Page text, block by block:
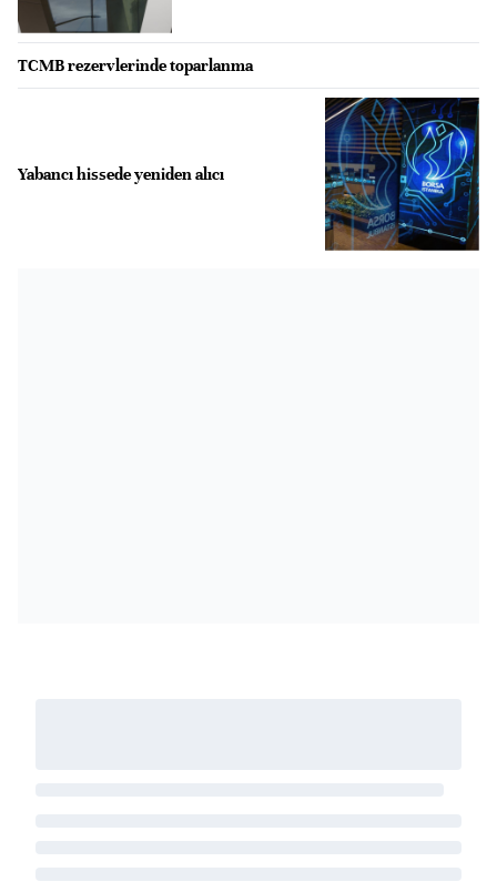
TCMB rezervlerinde toparlanma
Yabancı hissede yeniden alıcı